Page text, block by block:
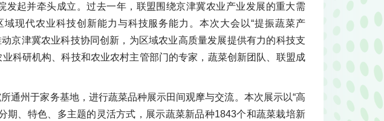
起并牵头成立。过去一年，联盟围绕京津冀农业产业发展的重大需
现代农业科技创新能力与科技服务能力。本次大会以“提振蔬菜产
京津冀农业科技协同创新，为区域农业高质量发展提供有力的科技支
科研机构、科技和农业农村主管部门的专家，蔬菜创新团队、联盟成
通州于家务基地，进行蔬菜品种展示田间观摩与交流。本次展示以“高
期、特色、多主题的灵活方式，展示蔬菜新品种1843个和蔬菜栽培新